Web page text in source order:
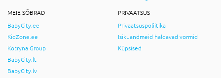
MEIE SÕBRAD
BabyCity.ee
KidZone.ee
Kotryna Group
BabyCity.lt
BabyCity.lv
PRIVAATSUS
Privaatsuspoliitika
Isikuandmeid haldavad vormid
Küpsised